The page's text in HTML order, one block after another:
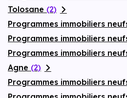
Tolosane (2)
Programmes immobiliers
Programmes immobiliers
Programmes immobiliers
Agne (2)
Programmes immobiliers